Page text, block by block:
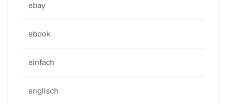
ebay
ebook
einfach
englisch